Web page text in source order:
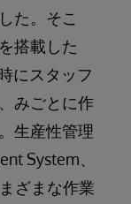
た。そこ
搭載した
にスタッフ
みごとに作
生産性管理
System、
ざまな作業